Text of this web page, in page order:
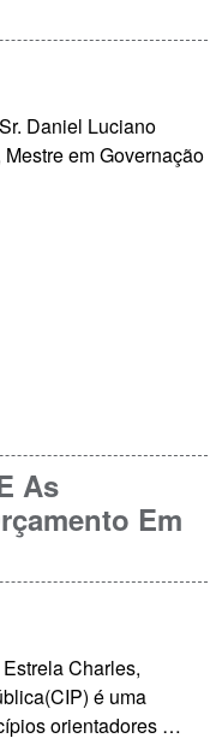
Daniel Luciano
em Governação
As
Em
Charles,
é uma
orientadores …